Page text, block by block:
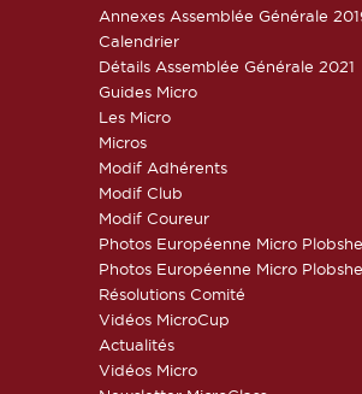
Annexes Assemblée Générale
Calendrier
Détails Assemblée Générale 2021
Guides Micro
Les Micro
Micros
Modif Adhérents
Modif Club
Modif Coureur
Photos Européenne Micro
Photos Européenne Micro
Résolutions Comité
Vidéos MicroCup
Actualités
Vidéos Micro